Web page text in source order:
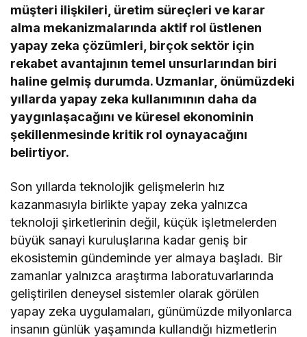
müşteri ilişkileri, üretim süreçleri ve karar
alma mekanizmalarında aktif rol üstlenen
yapay zeka çözümleri, birçok sektör için
rekabet avantajının temel unsurlarından biri
haline gelmiş durumda. Uzmanlar, önümüzdeki
yıllarda yapay zeka kullanımının daha da
yaygınlaşacağını ve küresel ekonominin
şekillenmesinde kritik rol oynayacağını
belirtiyor.
Son yıllarda teknolojik gelişmelerin hız
kazanmasıyla birlikte yapay zeka yalnızca
teknoloji şirketlerinin değil, küçük işletmelerden
büyük sanayi kuruluşlarına kadar geniş bir
ekosistemin gündeminde yer almaya başladı. Bir
zamanlar yalnızca araştırma laboratuvarlarında
geliştirilen deneysel sistemler olarak görülen
yapay zeka uygulamaları, günümüzde milyonlarca
insanın günlük yaşamında kullandığı hizmetlerin